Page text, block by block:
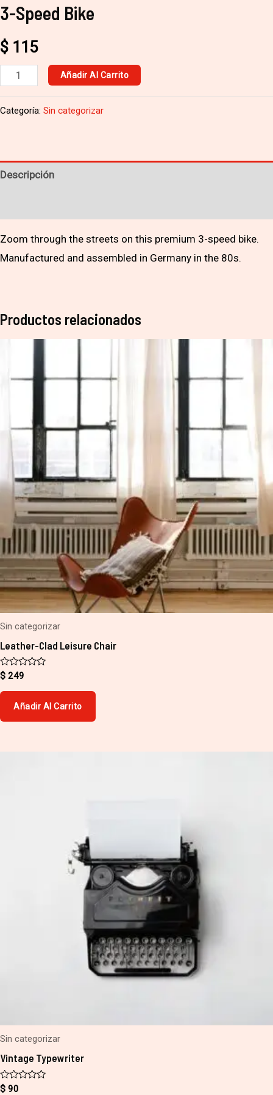
3-Speed Bike
$ 115
Añadir Al Carrito
Categoría: Sin categorizar
Descripción
Zoom through the streets on this premium 3-speed bike.
Manufactured and assembled in Germany in the 80s.
Productos relacionados
Sin categorizar
Leather-Clad Leisure Chair
Valorado
con
0
$ 249
Añadir Al Carrito
Sin categorizar
Vintage Typewriter
Valorado
$ 90